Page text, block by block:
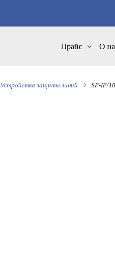
Прайс О
Устройства защиты линий SP-IP/